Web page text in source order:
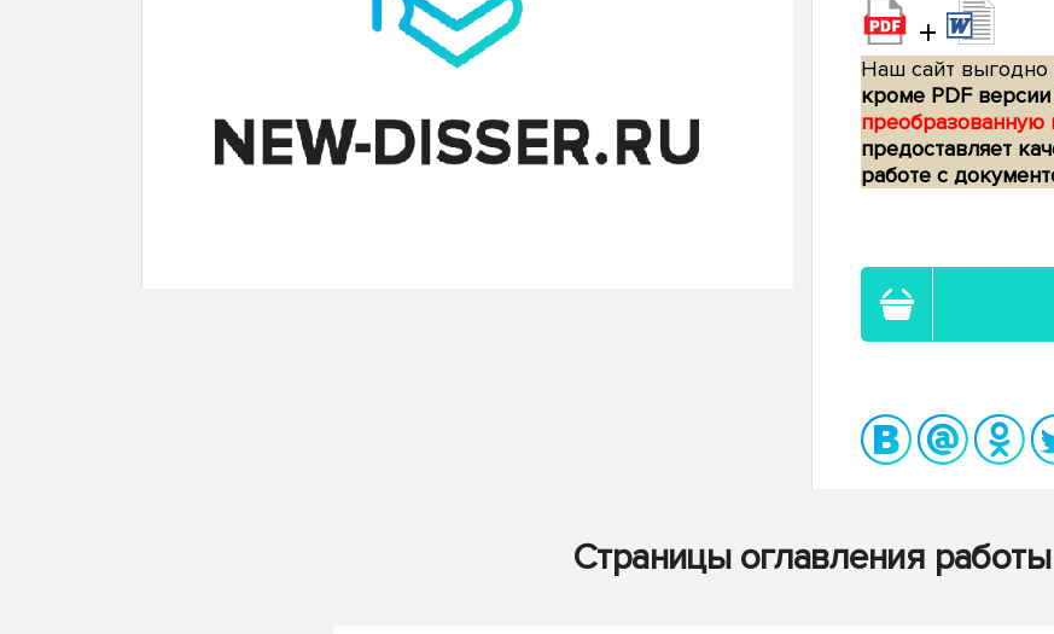
+
Наш сайт выгодно
кроме PDF версии
преобразованную
предоставляет
работе с
Страницы оглавления работы